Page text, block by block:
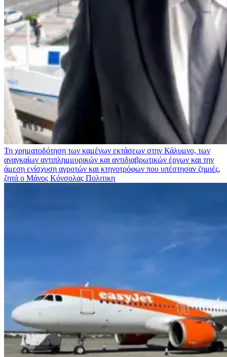
Τη χρηματοδότηση των καμένων εκτάσεων στην Κάλυμνο, των
αναγκαίων αντιπλημμυρικών και αντιδιαβρωτικών έργων και την
άμεση ενίσχυση αγροτών και κτηνοτρόφων που υπέστησαν ζημιές,
ζητά ο Μάνος Κόνσολας Πολιτικη